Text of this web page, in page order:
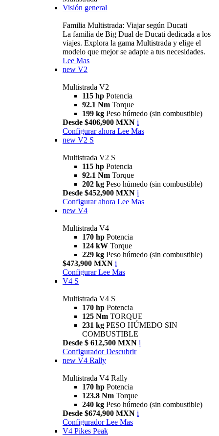
Visión general
Familia Multistrada: Viajar según Ducati
La familia de Big Dual de Ducati dedicada a los
viajes. Explora la gama Multistrada y elige el
modelo que mejor se adapte a tus necesidades.
Lee Mas
new V2
Multistrada V2
115 hp Potencia
92.1 Nm Torque
199 kg Peso húmedo (sin combustible)
Desde $406,900 MXN i
Configurar ahora Lee Mas
new V2 S
Multistrada V2 S
115 hp Potencia
92.1 Nm Torque
202 kg Peso húmedo (sin combustible)
Desde $452,900 MXN i
Configurar ahora Lee Mas
new V4
Multistrada V4
170 hp Potencia
124 kW Torque
229 kg Peso húmedo (sin combustible)
$473,900 MXN i
Configurar Lee Mas
V4 S
Multistrada V4 S
170 hp Potencia
125 Nm TORQUE
231 kg PESO HÚMEDO SIN
COMBUSTIBLE
Desde $ 612,500 MXN i
Configurador Descubrir
new V4 Rally
Multistrada V4 Rally
170 hp Potencia
123.8 Nm Torque
240 kg Peso húmedo (sin combustible)
Desde $674,900 MXN i
Configurador Lee Mas
V4 Pikes Peak